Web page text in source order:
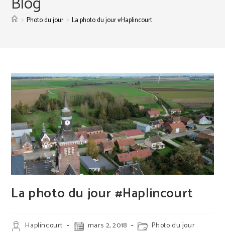
> Photo du jour > La photo du jour #Haplincourt
La photo du jour #Haplincourt
Auteur/autrice
de
Haplincourt
Publication
publiée :
mars 2, 2018
Post Photo du jour